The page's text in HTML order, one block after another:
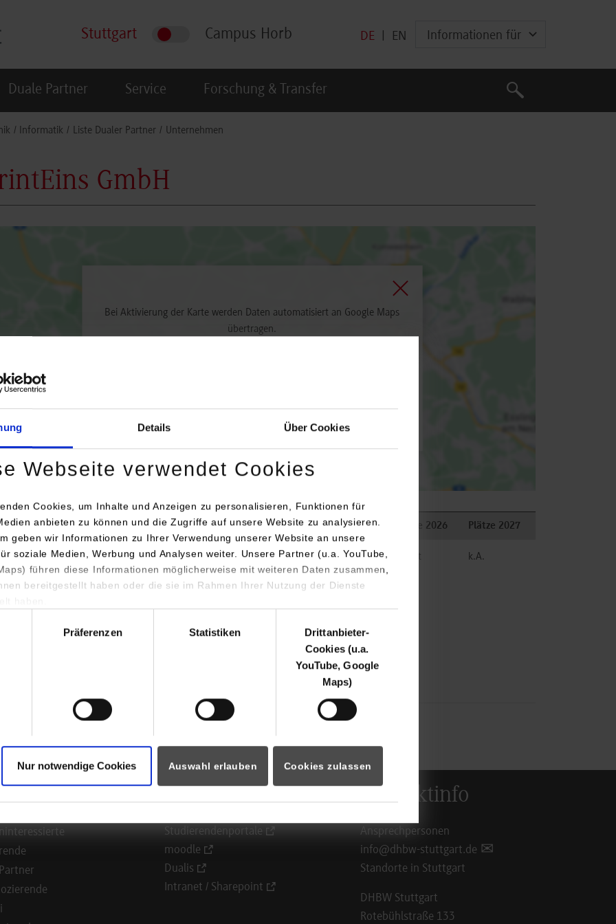
Details Über Cookies
Webseite verwendet Cookies
Cookies, um Inhalte und Anzeigen zu personalisieren, Funktionen für
anbieten zu können und die Zugriffe auf unsere Website zu analysieren.
geben wir Informationen zu Ihrer Verwendung unserer Website an unsere
soziale Medien, Werbung und Analysen weiter. Unsere Partner (u.a. YouTube,
führen diese Informationen möglicherweise mit weiteren Daten zusammen,
bereitgestellt haben oder die sie im Rahmen Ihrer Nutzung der Dienste
Präferenzen Statistiken
Drittanbieter-
Cookies (u.a.
YouTube, Google
Maps)
Nur notwendige Cookies Auswahl erlauben Cookies zulassen
Stuttgart Campus Horb DE EN Informationen für
Duale Partner Service Forschung & Transfer
Suche
Suche
Informatik Liste Dualer Partner Unternehmen
GmbH
Bei Aktivierung der Karte werden Daten automatisiert an Google Maps
übertragen.
/ Studienrichtung Anschrift / Ansprechperson Bemerkungen Plätze 2026 Plätze 2027
SprintEins GmbH
Rotebühlstraße 87E
70178
Stuttgart
belegt k.A.
für Portale
Studierendenportale
moodle
Dualis
Intranet / Sharepoint
Kontaktinfo
Ansprechpersonen
info@dhbw-stuttgart.de
Standorte in Stuttgart
DHBW Stuttgart
Rotebühlstraße 133